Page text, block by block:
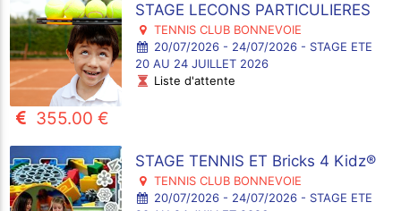
STAGE LECONS PARTICULIERES
TENNIS CLUB BONNEVOIE
20/07/2026 - 24/07/2026 - STAGE ETE
20 AU 24 JUILLET 2026
Liste d'attente
355.00 €
STAGE TENNIS ET Bricks 4 Kidz®
TENNIS CLUB BONNEVOIE
20/07/2026 - 24/07/2026 - STAGE ETE